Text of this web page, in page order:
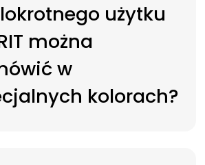
użytku
można
w
kolorach?